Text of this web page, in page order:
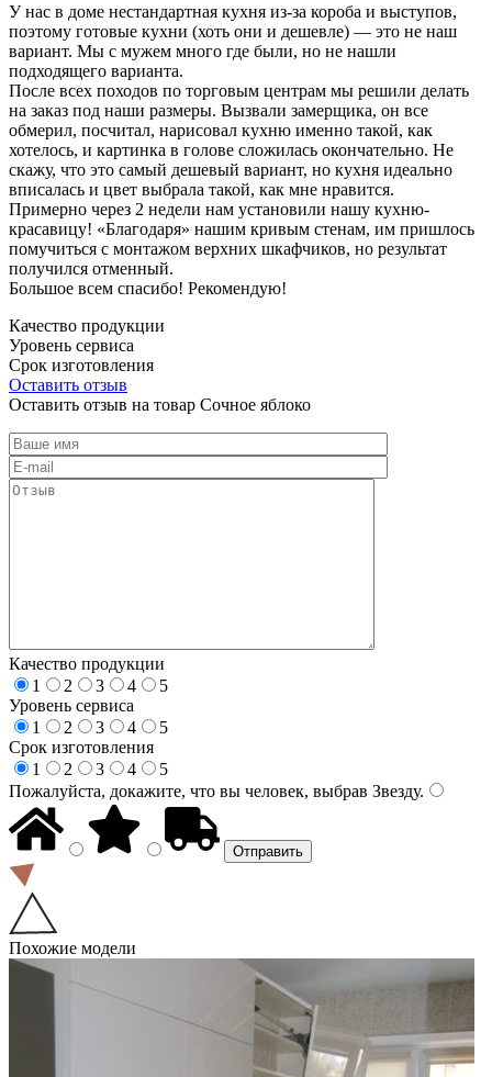
У нас в доме нестандартная кухня из-за короба и выступов,
поэтому готовые кухни (хоть они и дешевле) — это не наш
вариант. Мы с мужем много где были, но не нашли
подходящего варианта.
После всех походов по торговым центрам мы решили делать
на заказ под наши размеры. Вызвали замерщика, он все
обмерил, посчитал, нарисовал кухню именно такой, как
хотелось, и картинка в голове сложилась окончательно. Не
скажу, что это самый дешевый вариант, но кухня идеально
вписалась и цвет выбрала такой, как мне нравится.
Примерно через 2 недели нам установили нашу кухню-
красавицу! «Благодаря» нашим кривым стенам, им пришлось
помучиться с монтажом верхних шкафчиков, но результат
получился отменный.
Большое всем спасибо! Рекомендую!
Качество продукции
Уровень сервиса
Срок изготовления
Оставить отзыв
Оставить отзыв на товар Сочное яблоко
Качество продукции
1
2 3 4
5
Уровень сервиса
1
2 3 4
5
Срок изготовления
1
2 3 4
5
Пожалуйста, докажите, что вы человек, выбрав Звезду.
Похожие модели